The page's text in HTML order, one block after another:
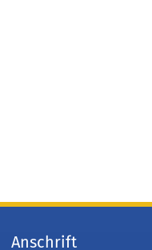
Anschrift